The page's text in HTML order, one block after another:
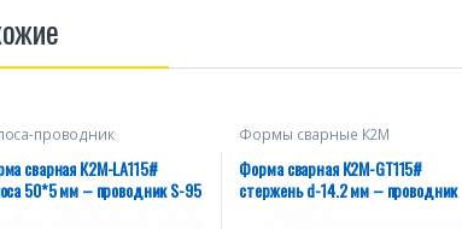
проводник
сварная К2М-LA115#
50*5 мм – проводник S-95
Формы сварные К2М
Форма сварная К2М-GT115#
стержень d-14.2 мм – проводник